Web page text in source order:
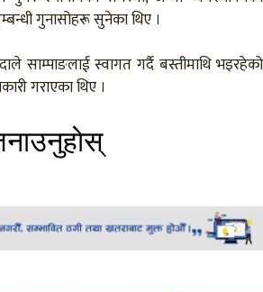
गुनासोहरू सुनेका थिए ।
साम्पाङलाई स्वागत गर्दै बस्तीमाथि भइरहेको
गराएका थिए ।